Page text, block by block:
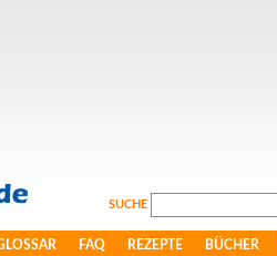
SUCHE
FAQ REZEPTE BÜCHER